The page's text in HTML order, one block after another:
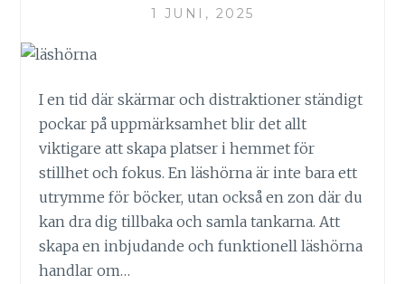
1 JUNI, 2025
I en tid där skärmar och distraktioner ständigt
pockar på uppmärksamhet blir det allt
viktigare att skapa platser i hemmet för
stillhet och fokus. En läshörna är inte bara ett
utrymme för böcker, utan också en zon där du
kan dra dig tillbaka och samla tankarna. Att
skapa en inbjudande och funktionell läshörna
handlar om…